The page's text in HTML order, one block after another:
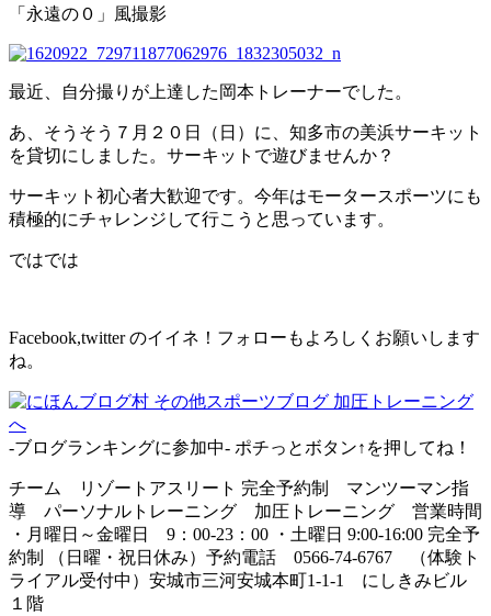
「永遠の０」風撮影
最近、自分撮りが上達した岡本トレーナーでした。
あ、そうそう７月２０日（日）に、知多市の美浜サーキット
を貸切にしました。サーキットで遊びませんか？
サーキット初心者大歓迎です。今年はモータースポーツにも
積極的にチャレンジして行こうと思っています。
ではでは
Facebook,twitter のイイネ！フォローもよろしくお願いします
ね。
-ブログランキングに参加中- ポチっとボタン↑を押してね！
チーム リゾートアスリート 完全予約制 マンツーマン指
導 パーソナルトレーニング 加圧トレーニング 営業時間
・月曜日～金曜日 9：00-23：00 ・土曜日 9:00-16:00 完全予
約制 （日曜・祝日休み）予約電話 0566-74-6767 （体験ト
ライアル受付中）安城市三河安城本町1-1-1 にしきみビル
１階